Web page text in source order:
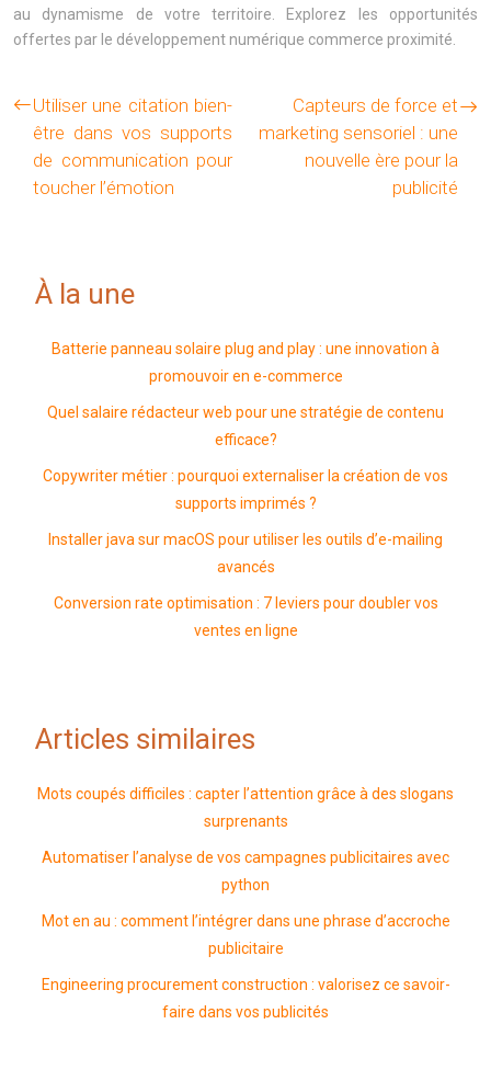
au dynamisme de votre territoire. Explorez les opportunités
offertes par le développement numérique commerce proximité.
Utiliser une citation bien-
être dans vos supports
de communication pour
toucher l’émotion
Capteurs de force et
marketing sensoriel : une
nouvelle ère pour la
publicité
À la une
Batterie panneau solaire plug and play : une innovation à
promouvoir en e-commerce
Quel salaire rédacteur web pour une stratégie de contenu
efficace?
Copywriter métier : pourquoi externaliser la création de vos
supports imprimés ?
Installer java sur macOS pour utiliser les outils d’e-mailing
avancés
Conversion rate optimisation : 7 leviers pour doubler vos
ventes en ligne
Articles similaires
Mots coupés difficiles : capter l’attention grâce à des slogans
surprenants
Automatiser l’analyse de vos campagnes publicitaires avec
python
Mot en au : comment l’intégrer dans une phrase d’accroche
publicitaire
Engineering procurement construction : valorisez ce savoir-
faire dans vos publicités